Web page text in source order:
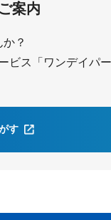
案内
？
ス「ワンデイパ
す